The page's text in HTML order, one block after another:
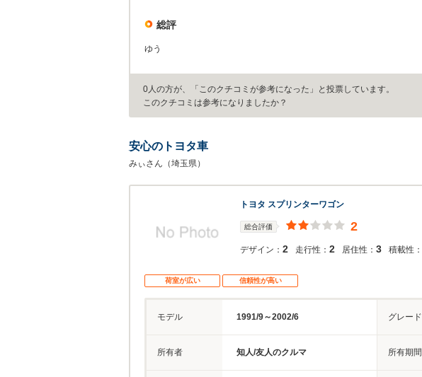
総評
ゆう
0人の方が、「このクチコミが参考になった」と投票しています。
このクチコミは参考になりましたか？
安心のトヨタ車
みぃさん（埼玉県）
トヨタ スプリンターワゴン
総合評価 2
デザイン： 2 走行性： 2 居住性： 3 積載性：
荷室が広い 信頼性が高い
モデル 1991/9～2002/6 グレード
所有者 知人/友人のクルマ 所有期間